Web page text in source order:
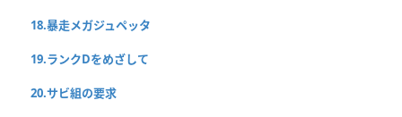
18.暴走メガジュペッタ
19.ランクDをめざして
20.サビ組の要求